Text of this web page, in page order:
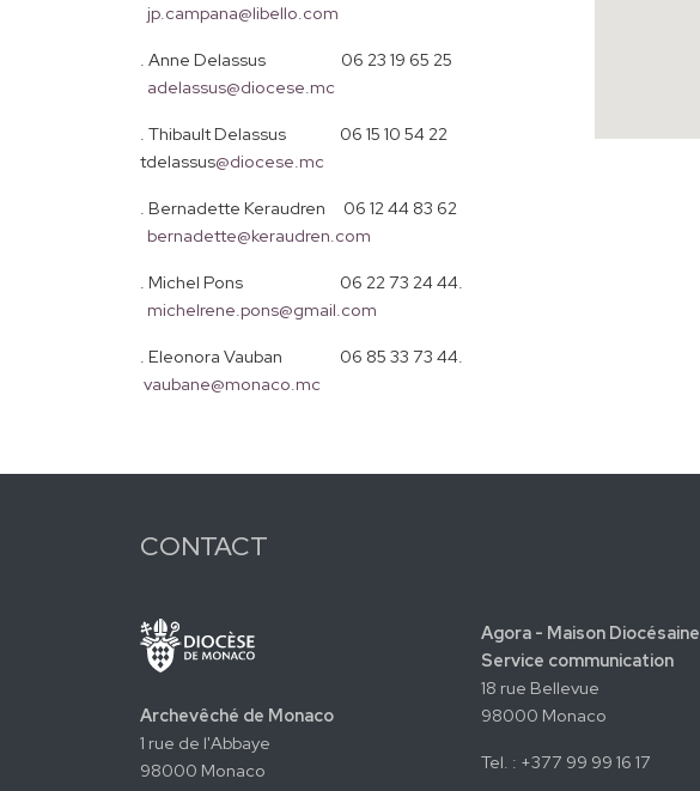
jp.campana@libello.com
. Anne Delassus 06 23 19 65 25
adelassus@diocese.mc
. Thibault Delassus 06 15 10 54 22
tdelassus@diocese.mc
. Bernadette Keraudren 06 12 44 83 62
bernadette@keraudren.com
. Michel Pons 06 22 73 24 44.
michelrene.pons@gmail.com
. Eleonora Vauban 06 85 33 73 44.
vaubane@monaco.mc
CONTACT
Archevêché de Monaco
1 rue de l'Abbaye
98000 Monaco
Agora - Maison Diocésaine
Service communication
18 rue Bellevue
98000 Monaco
Tel. : +377 99 99 16 17